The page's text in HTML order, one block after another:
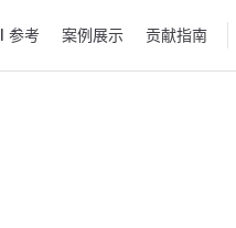
参考 案例展示 贡献指南